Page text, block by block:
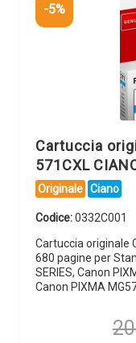
-5%
Cartuccia
571CXL
Originale Ciano
Codice:0332C001
Cartuccia originale
680 pagine per
SERIES, Canon
Canon PIXMA